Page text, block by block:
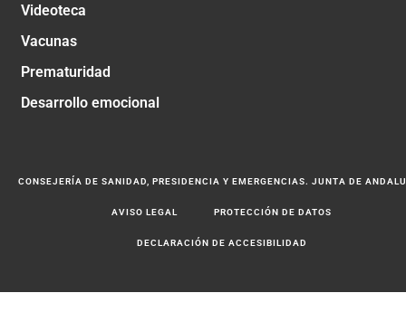
Videoteca
Vacunas
Prematuridad
Desarrollo emocional
CONSEJERÍA DE SANIDAD, PRESIDENCIA Y EMERGENCIAS. JUNTA DE
AVISO LEGAL PROTECCIÓN DE DATOS
DECLARACIÓN DE ACCESIBILIDAD